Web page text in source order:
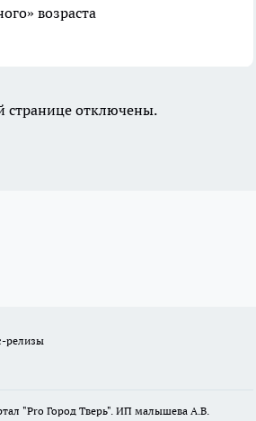
возраста
странице отключены.
релизы
"Pro Город Тверь". ИП малышева А.В.